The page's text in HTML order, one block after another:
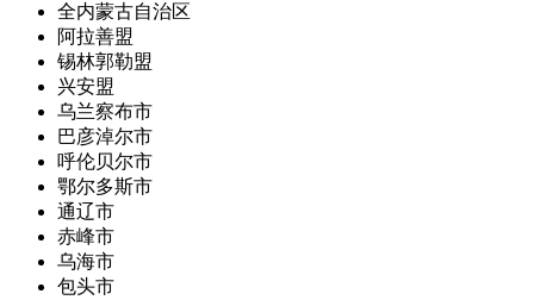
全内蒙古自治区
阿拉善盟
锡林郭勒盟
兴安盟
乌兰察布市
巴彦淖尔市
呼伦贝尔市
鄂尔多斯市
通辽市
赤峰市
乌海市
包头市